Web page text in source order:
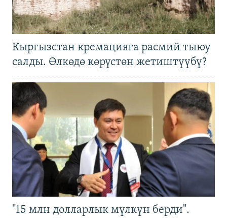
Кыргызстан кремацияга расмий тыюу
салды. Өлкөдө көрүстөн жетиштүүбү?
"15 млн долларлык мүлкүн берди".